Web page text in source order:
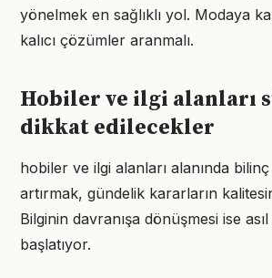
yönelmek en sağlıklı yol. Modaya
kalıcı çözümler aranmalı.
Hobiler ve ilgi alanları
dikkat edilecekler
hobiler ve ilgi alanları alanında
artırmak, gündelik kararların
Bilginin davranışa dönüşmesi ise
başlatıyor.